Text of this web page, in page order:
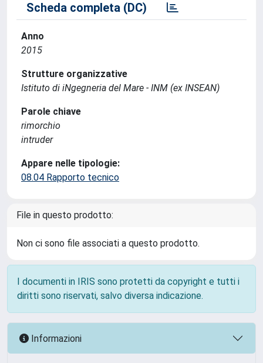
Scheda completa (DC)
Anno
2015
Strutture organizzative
Istituto di iNgegneria del Mare - INM (ex INSEAN)
Parole chiave
rimorchio
intruder
Appare nelle tipologie:
08.04 Rapporto tecnico
File in questo prodotto:
Non ci sono file associati a questo prodotto.
I documenti in IRIS sono protetti da copyright e tutti i
diritti sono riservati, salvo diversa indicazione.
Informazioni